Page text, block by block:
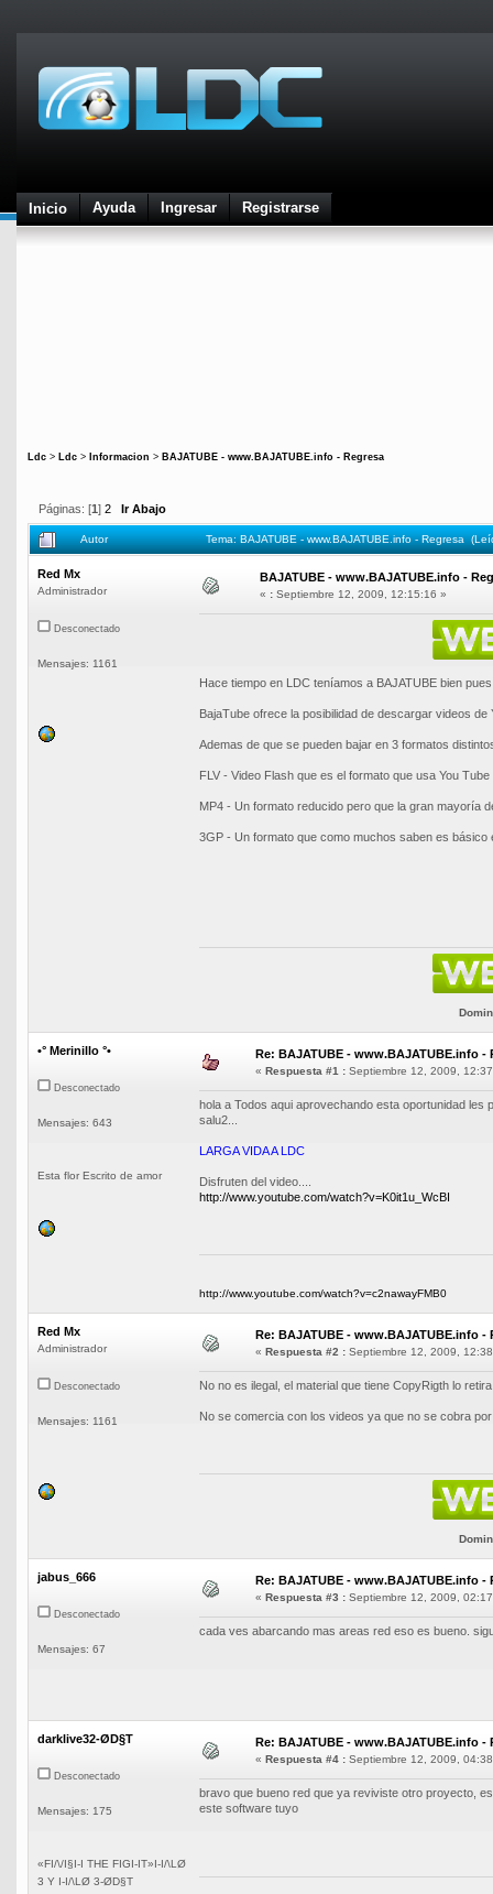
Inicio Ayuda Ingresar Registrarse
Ldc > Ldc > Informacion > BAJATUBE - www.BAJATUBE.info - Regresa
Páginas: [1 ] 2 Ir Abajo
Autor Tema: BAJATUBE - www.BAJATUBE.info - Regresa
Red Mx
Administrador
Desconectado
Mensajes: 1161
BAJATUBE - www.BAJATUBE.info -
« : Septiembre 12, 2009, 12:15:16 »
Hace tiempo en LDC teníamos a BAJATUBE bien
BajaTube ofrece la posibilidad de descargar videos
Ademas de que se pueden bajar en 3 formatos
FLV - Video Flash que es el formato que usa You
MP4 - Un formato reducido pero que la gran mayoría
3GP - Un formato que como muchos saben es
•° Merinillo °•
Desconectado
Mensajes: 643
Esta flor Escrito de amor
Re: BAJATUBE - www.BAJATUBE.info -
« Respuesta #1 : Septiembre 12, 2009,
hola a Todos aqui aprovechando esta oportunidad
salu2...
LARGA VIDA A LDC
Disfruten del video....
http://www.youtube.com/watch?v=K0it1u_WcBI
http://www.youtube.com/watch?v=c2nawayFMB0
Red Mx
Administrador
Desconectado
Mensajes: 1161
Re: BAJATUBE - www.BAJATUBE.info -
« Respuesta #2 : Septiembre 12, 2009,
No no es ilegal, el material que tiene CopyRigth lo
No se comercia con los videos ya que no se cobra
jabus_666
Desconectado
Mensajes: 67
Re: BAJATUBE - www.BAJATUBE.info -
« Respuesta #3 : Septiembre 12, 2009,
cada ves abarcando mas areas red eso es bueno.
darklive32-ØD§T
Desconectado
Mensajes: 175
«FI/\/I§I-I THE FIGI-IT»I-I/\LØ
3 Y I-I/\LØ 3-ØD§T
Re: BAJATUBE - www.BAJATUBE.info -
« Respuesta #4 : Septiembre 12, 2009,
bravo que bueno red que ya reviviste otro proyecto,
este software tuyo